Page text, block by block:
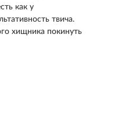
как у
твича.
хищника покинуть